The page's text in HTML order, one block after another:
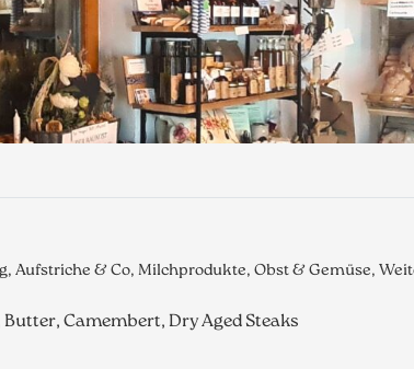
Aufstriche & Co, Milchprodukte, Obst & Gemüse,
Camembert, Dry Aged Steaks